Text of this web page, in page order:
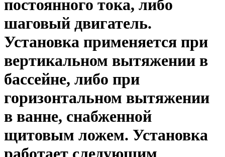
постоянного тока, либо
шаговый двигатель.
Установка применяется при
вертикальном вытяжении в
бассейне, либо при
горизонтальном вытяжении
в ванне, снабженной
щитовым ложем. Установка